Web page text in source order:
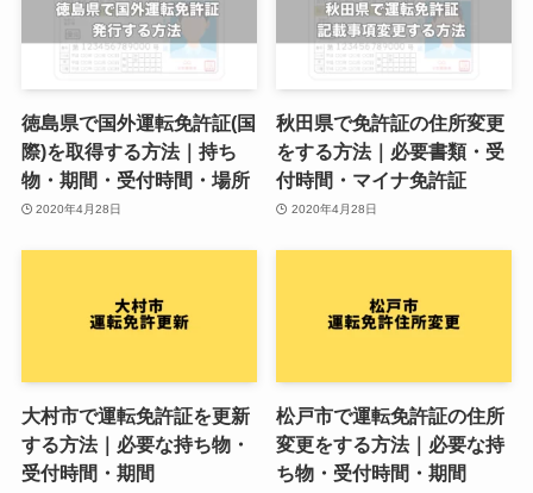
徳島県で国外運転免許証(国
際)を取得する方法｜持ち
物・期間・受付時間・場所
2020年4月28日
秋田県で免許証の住所変更
をする方法｜必要書類・受
付時間・マイナ免許証
2020年4月28日
大村市で運転免許証を更新
する方法｜必要な持ち物・
受付時間・期間
松戸市で運転免許証の住所
変更をする方法｜必要な持
ち物・受付時間・期間